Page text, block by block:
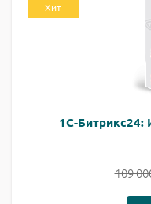
Хит
1С-Битрикс24:
109